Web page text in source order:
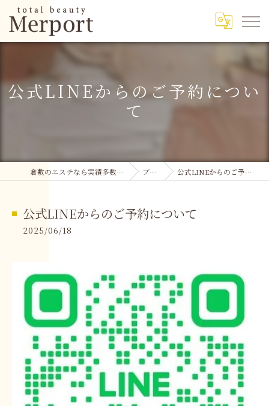
公式LINEからのご予約につい
て
倉敷のエステなら実績多数のMerport ブログ 公式LINEからのご予約について
公式LINEからのご予約について
2025/06/18